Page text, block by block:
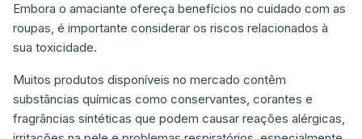
Embora o amaciante ofereça benefícios no cuidado com as
roupas, é importante considerar os riscos relacionados à
sua toxicidade.
Muitos produtos disponíveis no mercado contêm
substâncias químicas como conservantes, corantes e
fragrâncias sintéticas que podem causar reações alérgicas,